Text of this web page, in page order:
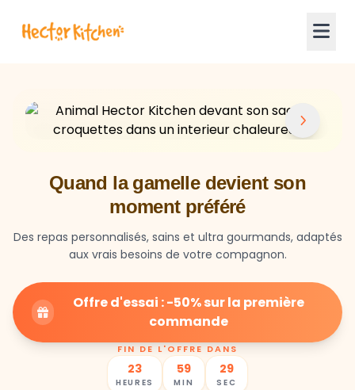
Quand la gamelle devient son
moment préféré
Des repas personnalisés, sains et ultra gourmands, adaptés
aux vrais besoins de votre compagnon.
Offre d'essai : -50% sur la première
commande
FIN DE L'OFFRE DANS
23
HEURES
59
MIN
27
SEC